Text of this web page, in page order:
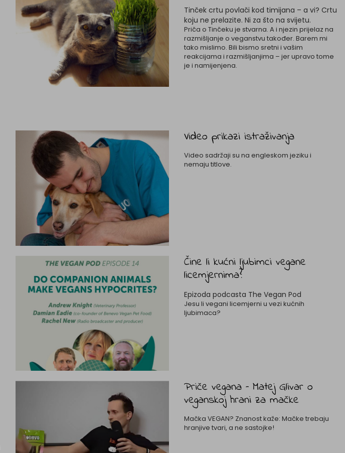
Tinček crtu povlači kod timijana – a vi? Crtu
koju ne prelazite. Ni za što na svijetu.
Priča o Tinčeku je stvarna. A i njezin prijelaz na
razmišljanje o veganstvu također. Barem mi
tako mislimo. Bili bismo sretni i vašim
reakcijama i razmišljanjima – jer upravo tome
je i namijenjena.
Video prikazi istraživanja
Video sadržaji su na engleskom jeziku i
nemaju titlove.
Čine li kućni ljubimci vegane
licemjernima?
Epizoda podcasta The Vegan Pod
Jesu li vegani licemjerni u vezi kućnih
ljubimaca?
Priče vegana – Matej Glivar o
veganskoj hrani za mačke
Mačka VEGAN? Znanost kaže: Mačke trebaju
hranjive tvari, a ne sastojke!